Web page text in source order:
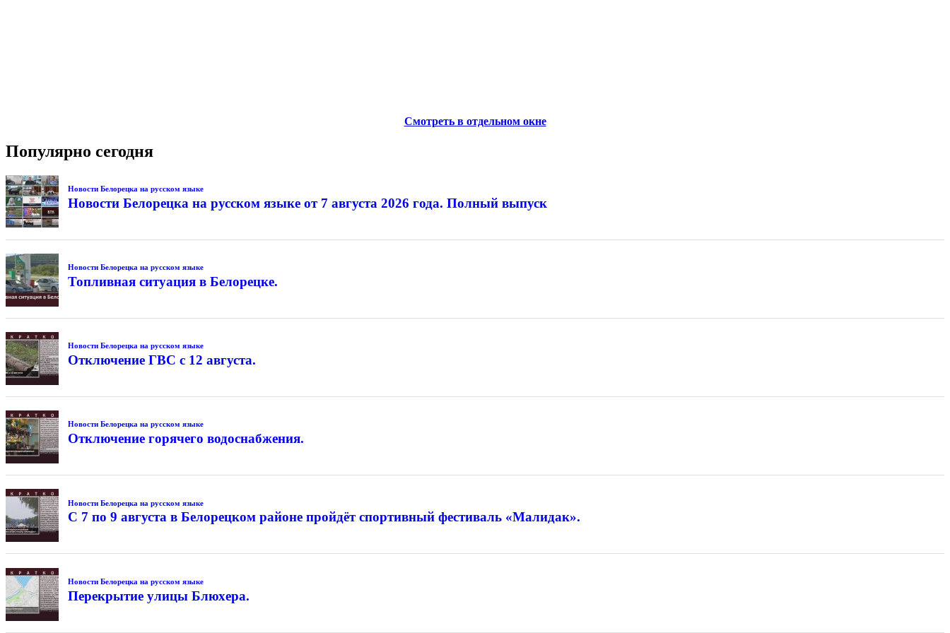
Смотреть в отдельном окне
Популярно сегодня
Новости Белорецка на русском языке
Новости Белорецка на русском языке от 7 августа 2026 года. Полный выпуск
Новости Белорецка на русском языке
Топливная ситуация в Белорецке.
Новости Белорецка на русском языке
Отключение ГВС с 12 августа.
Новости Белорецка на русском языке
Отключение горячего водоснабжения.
Новости Белорецка на русском языке
С 7 по 9 августа в Белорецком районе пройдёт спортивный фестиваль «Малидак».
Новости Белорецка на русском языке
Перекрытие улицы Блюхера.